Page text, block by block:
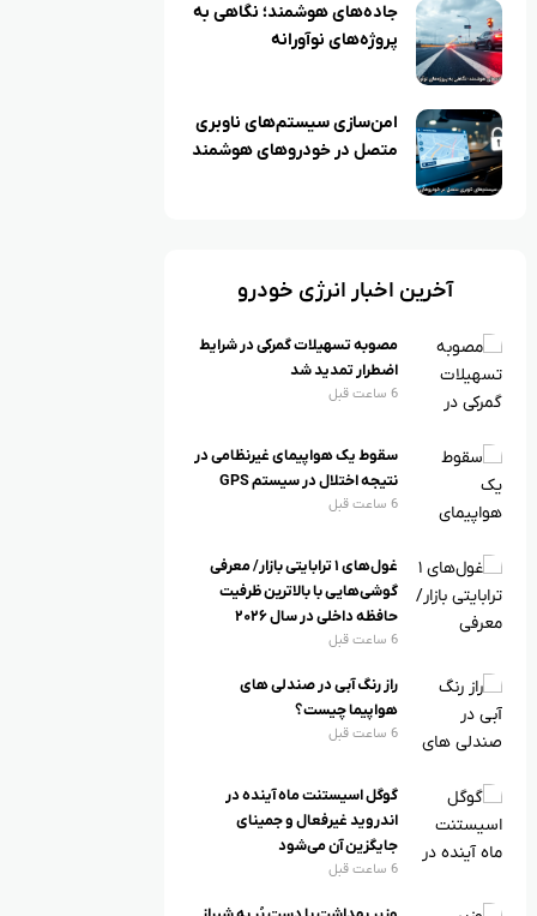
و سهام خودرو
جاده‌های هوشمند؛ نگاهی به
پروژه‌های نوآورانه
امن‌سازی سیستم‌های ناوبری
متصل در خودروهای هوشمند
آخرین اخبار انرژی خودرو
مصوبه تسهیلات گمرکی در شرایط
اضطرار تمدید شد
6 ساعت قبل
سقوط یک هواپیمای غیرنظامی در
نتیجه اختلال در سیستم‌ GPS
6 ساعت قبل
غول‌های ۱ ترابایتی بازار/ معرفی
گوشی‌هایی با بالاترین ظرفیت
حافظه داخلی در سال ۲۰۲۶
6 ساعت قبل
راز رنگ آبی در صندلی های
هواپیما چیست؟
6 ساعت قبل
گوگل اسیستنت ماه آینده در
اندروید غیرفعال و جمینای
جایگزین آن می‌شود
6 ساعت قبل